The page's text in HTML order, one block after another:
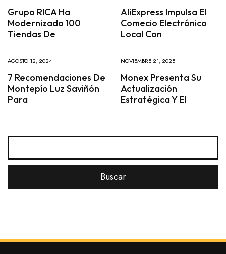
Grupo RICA Ha
Modernizado 100
Tiendas De
AliExpress Impulsa El
Comecio Electrónico
Local Con
AGOSTO 12, 2024
7 Recomendaciones De
Montepío Luz Saviñón
Para
NOVIEMBRE 21, 2025
Monex Presenta Su
Actualización
Estratégica Y El